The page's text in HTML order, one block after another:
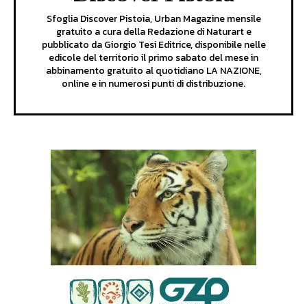
Sfoglia Discover Pistoia, Urban Magazine mensile
gratuito a cura della Redazione di Naturart e
pubblicato da Giorgio Tesi Editrice, disponibile nelle
edicole del territorio il primo sabato del mese in
abbinamento gratuito al quotidiano LA NAZIONE,
online e in numerosi punti di distribuzione.